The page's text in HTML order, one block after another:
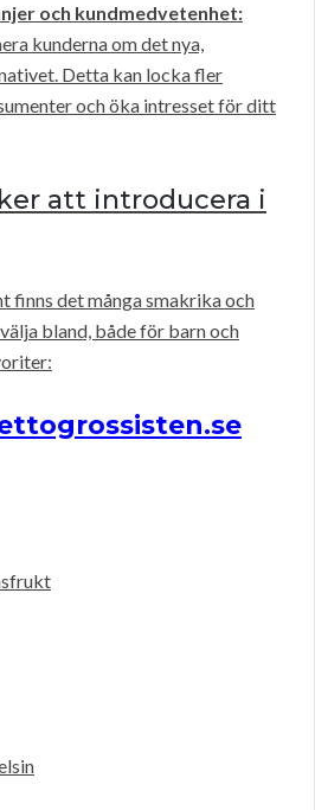
och kundmedvetenhet:
kunderna om det nya,
Detta kan locka fler
och öka intresset för ditt
att introducera i
det många smakrika och
bland, både för barn och